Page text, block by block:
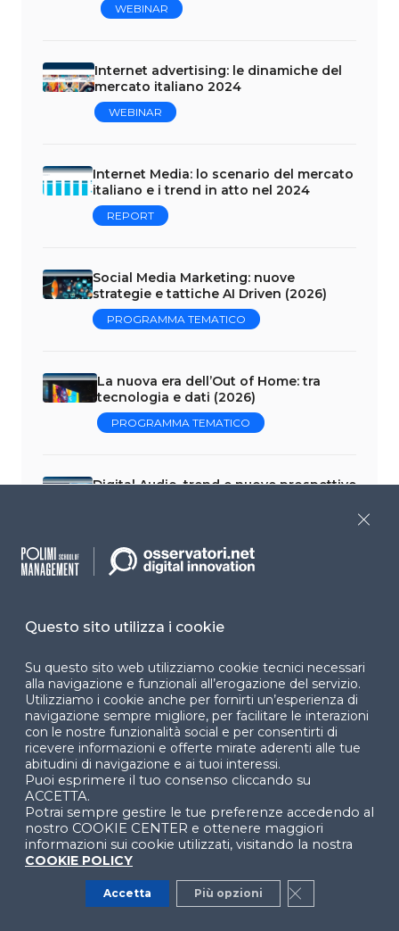
WEBINAR
Internet advertising: le dinamiche del
mercato italiano 2024
WEBINAR
Internet Media: lo scenario del mercato
italiano e i trend in atto nel 2024
REPORT
Social Media Marketing: nuove
strategie e tattiche AI Driven (2026)
PROGRAMMA TEMATICO
La nuova era dell’Out of Home: tra
tecnologia e dati (2026)
PROGRAMMA TEMATICO
Digital Audio, trend e nuove prospettive
evoluzione (2026)
Come cambia il targeting pubblicitario
dell'Internet advertising
WEBINAR
Vedi tutti
Questo sito utilizza i cookie
Su questo sito web utilizziamo cookie tecnici necessari
alla navigazione e funzionali all’erogazione del servizio.
Utilizziamo i cookie anche per fornirti un’esperienza di
navigazione sempre migliore, per facilitare le interazioni
con le nostre funzionalità social e per consentirti di
ricevere informazioni e offerte mirate aderenti alle tue
abitudini di navigazione e ai tuoi interessi.
Puoi esprimere il tuo consenso cliccando su
ACCETTA.
Potrai sempre gestire le tue preferenze accedendo al
nostro COOKIE CENTER e ottenere maggiori
informazioni sui cookie utilizzati, visitando la nostra
COOKIE POLICY
Accetta Più opzioni Close GDPR